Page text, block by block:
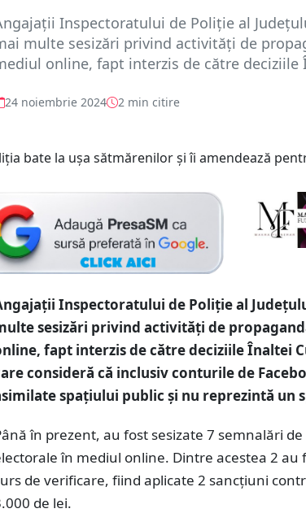
Inspectoratului de Poliție al
multe sesizări privind activități de
online, fapt interzis de către deciziile
24 noiembrie 2024 2 min citire
Inspectoratului de Poliție al
sesizări privind activități de
fapt interzis de către deciziile Înaltei
consideră că inclusiv conturile de
spațiului public și nu reprezintă un
în prezent, au fost sesizate 7 semnalări
în mediul online. Dintre acestea 2 au
de verificare, fiind aplicate 2 sancțiuni
de lei.